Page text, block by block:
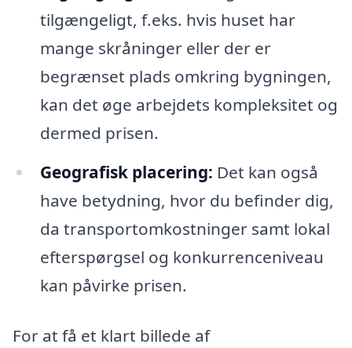
tilgængeligt, f.eks. hvis huset har
mange skråninger eller der er
begrænset plads omkring bygningen,
kan det øge arbejdets kompleksitet og
dermed prisen.
Geografisk placering: Det kan også
have betydning, hvor du befinder dig,
da transportomkostninger samt lokal
efterspørgsel og konkurrenceniveau
kan påvirke prisen.
For at få et klart billede af